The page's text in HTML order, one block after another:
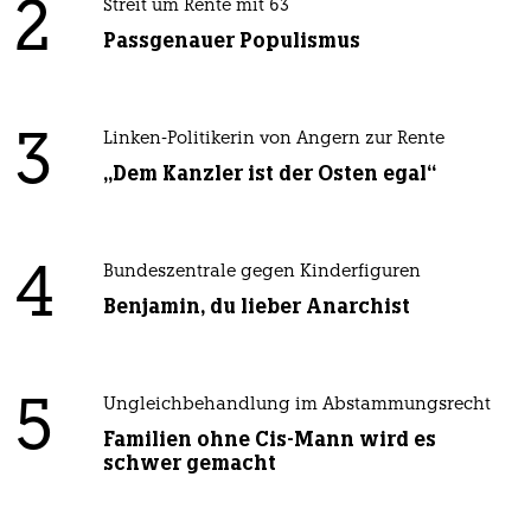
2 Streit um Rente mit 63
Passgenauer Populismus
3 Linken-Politikerin von Angern zur Rente
„Dem Kanzler ist der Osten egal“
4 Bundeszentrale gegen Kinderfiguren
Benjamin, du lieber Anarchist
5 Ungleichbehandlung im Abstammungsrecht
Familien ohne Cis-Mann wird es
schwer gemacht